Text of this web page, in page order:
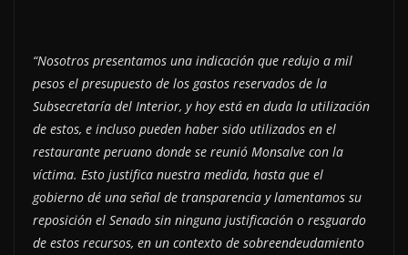
“Nosotros presentamos una indicación que redujo a mil
pesos el presupuesto de los gastos reservados de la
Subsecretaría del Interior, y hoy está en duda la utilización
de estos, e incluso pueden haber sido utilizados en el
restaurante peruano donde se reunió Monsalve con la
víctima. Esto justifica nuestra medida, hasta que el
gobierno dé una señal de transparencia y lamentamos su
reposición el Senado sin ninguna justificación o resguardo
de estos recursos, en un contexto de sobreendeudamiento